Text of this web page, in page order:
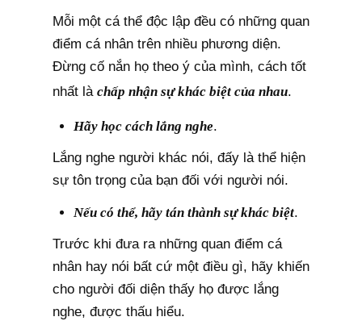
Mỗi một cá thể độc lập đều có những quan
điểm cá nhân trên nhiều phương diện.
Đừng cố nắn họ theo ý của mình, cách tốt
nhất làchấp nhận sự khác biệt của nhau.
Hãy học cách lắng nghe.
Lắng nghe người khác nói, đấy là thể hiện
sự tôn trọng của bạn đối với người nói.
Nếu có thể, hãy tán thành sự khác biệt.
Trước khi đưa ra những quan điểm cá
nhân hay nói bất cứ một điều gì, hãy khiến
cho người đối diện thấy họ được lắng
nghe, được thấu hiểu.